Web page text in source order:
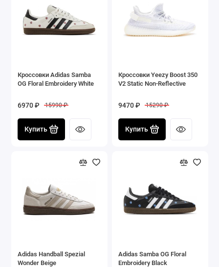
Кроссовки Adidas Samba
OG Floral Embroidery White
6970 ₽ 15990 ₽
Купить
Кроссовки Yeezy Boost 350
V2 Static Non-Reflective
9470 ₽ 15290 ₽
Купить
Adidas Handball Spezial
Wonder Beige
Adidas Samba OG Floral
Embroidery Black